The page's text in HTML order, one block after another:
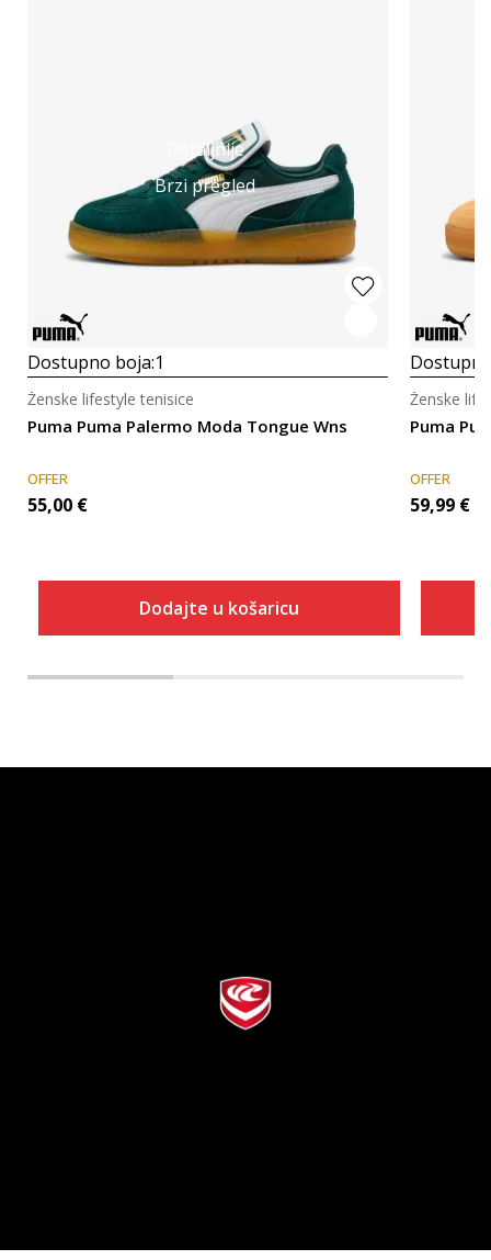
Detaljnije
Brzi pregled
Dostupno boja:1
Puma Puma Palermo Moda Tongue Wns
Ženske lifestyle tenisice
OFFER
55,00 €
Dodajte u košaricu
Puma
Ženske
OFFER
59,99 €